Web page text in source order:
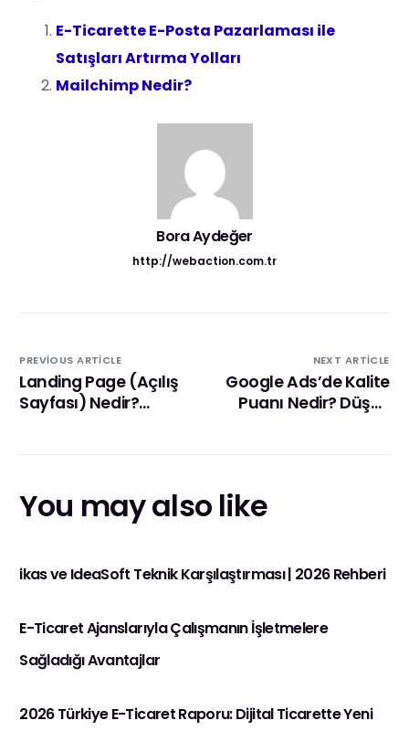
E-Ticarette E-Posta Pazarlaması ile
Satışları Artırma Yolları
Mailchimp Nedir?
Bora Aydeğer
http://webaction.com.tr
PREVIOUS ARTICLE
Landing Page (Açılış
Sayfası) Nedir?
NEXT ARTICLE
Google Ads’de Kalite
Puanı Nedir? Düşük
You may also like
ikas ve IdeaSoft Teknik Karşılaştırması | 2026 Rehberi
E-Ticaret Ajanslarıyla Çalışmanın İşletmelere
Sağladığı Avantajlar
2026 Türkiye E-Ticaret Raporu: Dijital Ticarette Yeni